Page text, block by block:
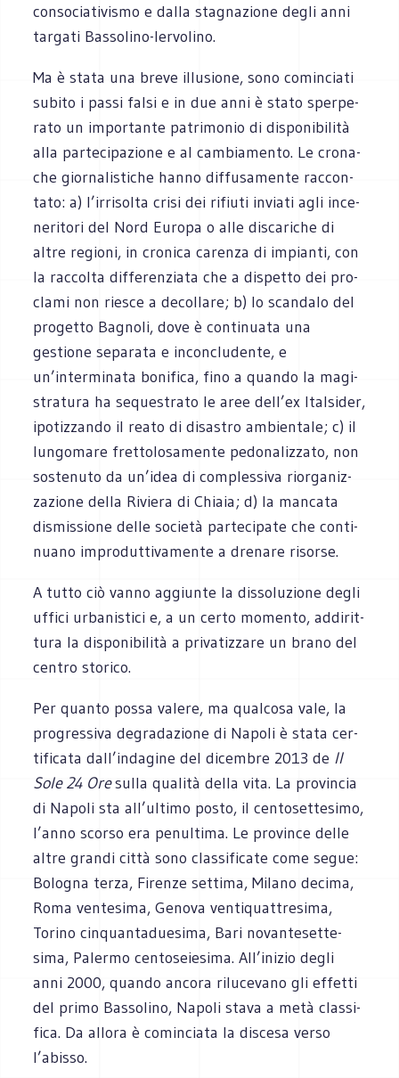
con­so­cia­ti­vi­smo e dalla sta­gna­zione degli anni
tar­gati Bassolino-Iervolino.
Ma è stata una breve illu­sione, sono comin­ciati
subito i passi falsi e in due anni è stato sper­pe­
rato un impor­tante patri­mo­nio di dispo­ni­bi­lità
alla par­te­ci­pa­zione e al cam­bia­mento. Le cro­na­
che gior­na­li­sti­che hanno dif­fu­sa­mente rac­con­
tato: a) l’irrisolta crisi dei rifiuti inviati agli ince­
ne­ri­tori del Nord Europa o alle disca­ri­che di
altre regioni, in cro­nica carenza di impianti, con
la rac­colta dif­fe­ren­ziata che a dispetto dei pro­
clami non rie­sce a decol­lare; b) lo scan­dalo del
pro­getto Bagnoli, dove è con­ti­nuata una
gestione sepa­rata e incon­clu­dente, e
un’interminata boni­fica, fino a quando la magi­
stra­tura ha seque­strato le aree dell’ex Ital­si­der,
ipo­tiz­zando il reato di disa­stro ambien­tale; c) il
lun­go­mare fret­to­lo­sa­mente pedo­na­liz­zato, non
soste­nuto da un’idea di com­ples­siva rior­ga­niz­
za­zione della Riviera di Chiaia; d) la man­cata
dismis­sione delle società par­te­ci­pate che con­ti­
nuano impro­dut­ti­va­mente a dre­nare risorse.
A tutto ciò vanno aggiunte la dis­so­lu­zione degli
uffici urba­ni­stici e, a un certo momento, addi­rit­
tura la dispo­ni­bi­lità a pri­va­tiz­zare un brano del
cen­tro storico.
Per quanto possa valere, ma qual­cosa vale, la
pro­gres­siva degra­da­zione di Napoli è stata cer­
ti­fi­cata dall’indagine del dicem­bre 2013 de Il
Sole 24 Oresulla qua­lità della vita. La pro­vin­cia
di Napoli sta all’ultimo posto, il cen­to­set­te­simo,
l’anno scorso era penul­tima. Le pro­vince delle
altre grandi città sono clas­si­fi­cate come segue:
Bolo­gna terza, Firenze set­tima, Milano decima,
Roma ven­te­sima, Genova ven­ti­quat­tre­sima,
Torino cin­quan­ta­due­sima, Bari novan­te­set­te­
sima, Palermo cen­to­seie­sima. All’inizio degli
anni 2000, quando ancora rilu­ce­vano gli effetti
del primo Bas­so­lino, Napoli stava a metà clas­si­
fica. Da allora è comin­ciata la discesa verso
l’abisso.